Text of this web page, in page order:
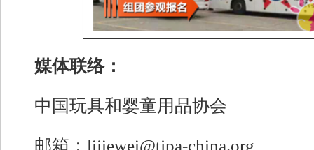
媒体联络：
中国玩具和婴童用品协会
邮箱：lijiewei@tjpa-china.org